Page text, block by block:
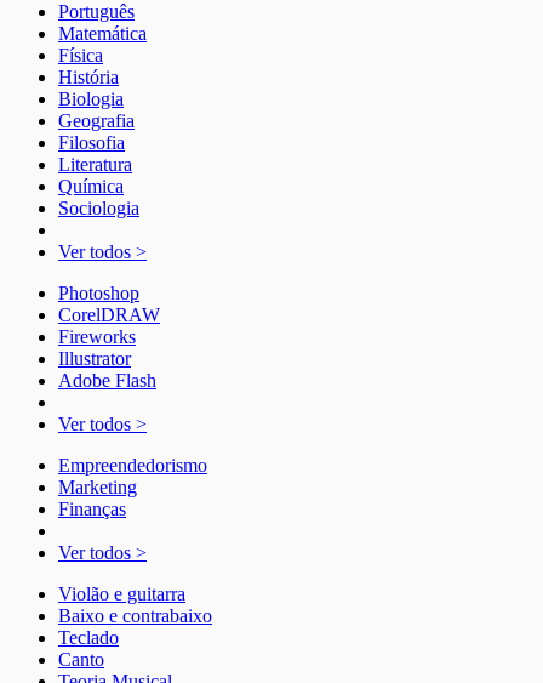
Português
Matemática
Física
História
Biologia
Geografia
Filosofia
Literatura
Química
Sociologia
Ver todos >
Photoshop
CorelDRAW
Fireworks
Illustrator
Adobe Flash
Ver todos >
Empreendedorismo
Marketing
Finanças
Ver todos >
Violão e guitarra
Baixo e contrabaixo
Teclado
Canto